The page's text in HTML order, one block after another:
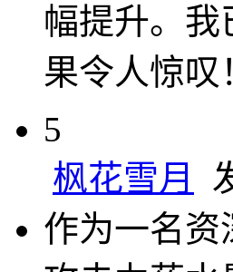
幅提升。
果令人惊
5
枫花雪月
作为一名资